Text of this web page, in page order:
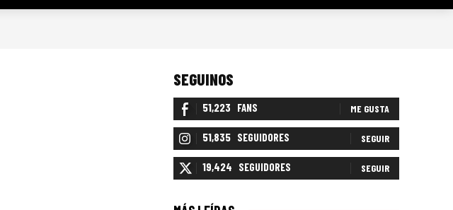
SEGUINOS
51,223 FANS ME GUSTA
51,835 SEGUIDORES SEGUIR
19,424 SEGUIDORES SEGUIR